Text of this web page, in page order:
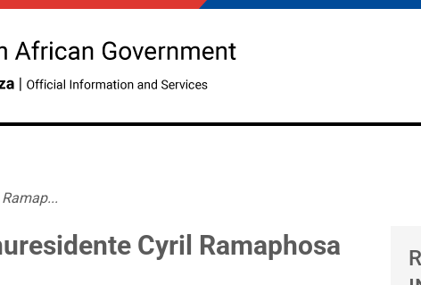
Cyril Ramaphosa